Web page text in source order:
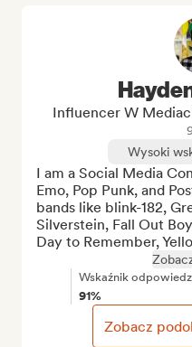
Influencer W
Wysoki
I am a Social Media
Emo, Pop Punk, and
bands like blink-182,
Silverstein, Fall Out
Day to Remember,
Wskaźnik
91%
Zobacz